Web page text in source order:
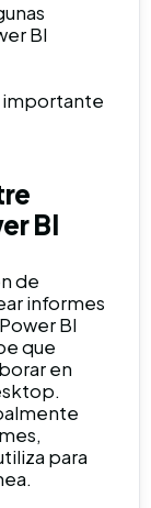
BI
importante
BI
de
informes
BI
que
en
para